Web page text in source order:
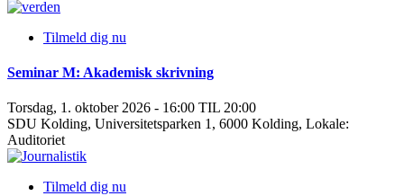
Tilmeld dig nu
Seminar M: Akademisk skrivning
Torsdag, 1. oktober 2026 - 16:00 TIL 20:00
SDU Kolding, Universitetsparken 1, 6000 Kolding, Lokale:
Auditoriet
Tilmeld dig nu